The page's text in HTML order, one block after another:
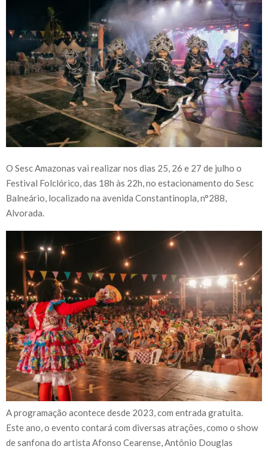
O Sesc Amazonas vai realizar nos dias 25, 26 e 27 de julho o
Festival Folclórico, das 18h às 22h, no estacionamento do Sesc
Balneário, localizado na avenida Constantinopla, n°288,
Alvorada.
A programação acontece desde 2023, com entrada gratuita.
Este ano, o evento contará com diversas atrações, como o show
de sanfona do artista Afonso Cearense, Antônio Douglas